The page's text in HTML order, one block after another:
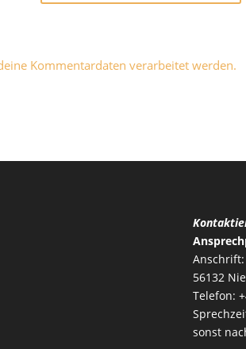
Kommentardaten verarbeitet werden.
56132
Telefon:
sonst